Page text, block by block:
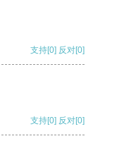
支持[0] 反对[0]
支持[0] 反对[0]